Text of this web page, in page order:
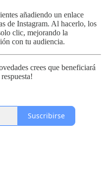
añadiendo un enlace
de Instagram. Al hacerlo, los
clic, mejorando la
con tu audiencia.
crees que beneficiará
Suscribirse